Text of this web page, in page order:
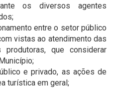
os diversos agentes
entre o setor público
vistas ao atendimento das
que considerar
e privado, as ações de
turística em geral;